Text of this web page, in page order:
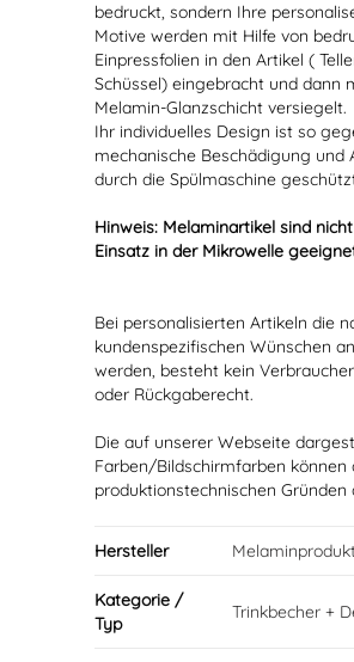
bedruckt, sondern Ihre
Motive werden mit Hilfe von
Einpressfolien in den Artikel (
Schüssel) eingebracht und dann
Melamin-Glanzschicht versiegelt.
Ihr individuelles Design ist so
mechanische Beschädigung und
durch die Spülmaschine
Hinweis: Melaminartikel sind
Einsatz in der Mikrowelle
Bei personalisierten Artikeln die
kundenspezifischen Wünschen
werden, besteht kein
oder Rückgaberecht.
Die auf unserer Webseite
Farben/Bildschirmfarben können
produktionstechnischen Gründen
Hersteller
Kategorie /
Typ
Trinkbecher +